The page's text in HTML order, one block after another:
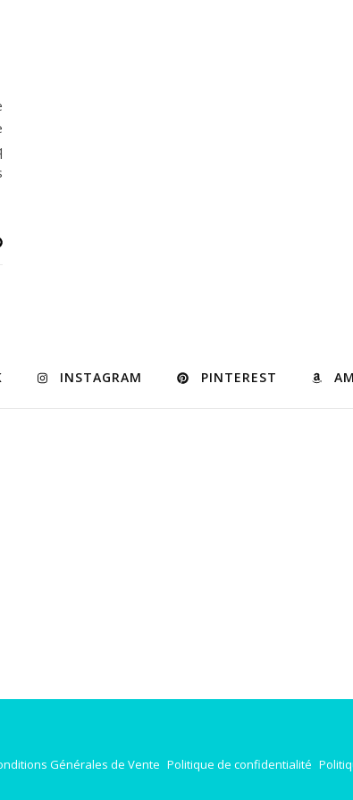
INSTAGRAM PINTEREST
Générales de Vente Politique de confidentialité